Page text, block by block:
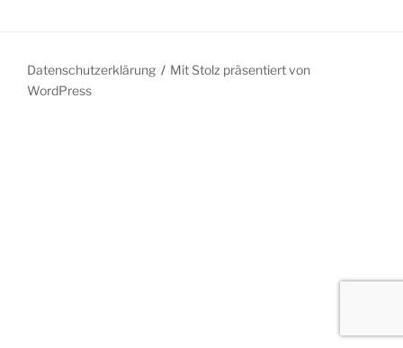
Datenschutzerklärung
Mit Stolz präsentiert von
WordPress